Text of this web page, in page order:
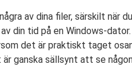
av dina filer, särskilt när
din tid på en Windows-
det är praktiskt taget
ganska sällsynt att se